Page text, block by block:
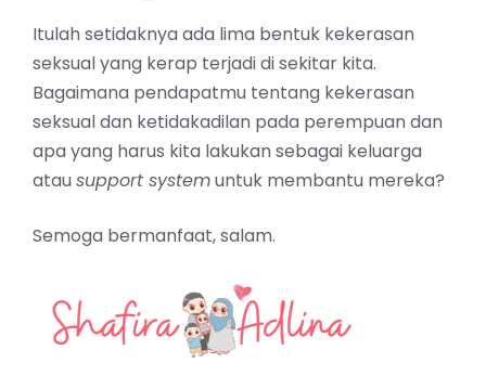
Itulah setidaknya ada lima bentuk kekerasan
seksual yang kerap terjadi di sekitar kita.
Bagaimana pendapatmu tentang kekerasan
seksual dan ketidakadilan pada perempuan dan
apa yang harus kita lakukan sebagai keluarga
atau support systemuntuk membantu mereka?
Semoga bermanfaat, salam.